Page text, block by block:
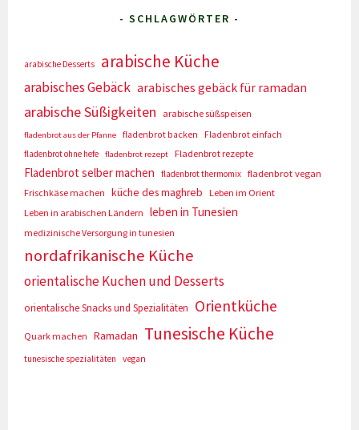
- SCHLAGWÖRTER -
arabische Desserts arabische Küche
arabisches Gebäck arabisches gebäck für ramadan
arabische Süßigkeiten arabische süßspeisen
fladenbrot aus der Pfanne fladenbrot backen
Fladenbrot einfach
fladenbrot ohne hefe
fladenbrot rezept Fladenbrot rezepte
Fladenbrot selber machen fladenbrot thermomix fladenbrot vegan
Frischkäse machen
küche des maghreb
Leben im Orient
Leben in arabischen Ländern
leben in Tunesien
medizinische Versorgung in tunesien
nordafrikanische Küche
orientalische Kuchen und Desserts
orientalische Snacks und Spezialitäten Orientküche
Quark machen Ramadan Tunesische Küche
tunesische spezialitäten vegan